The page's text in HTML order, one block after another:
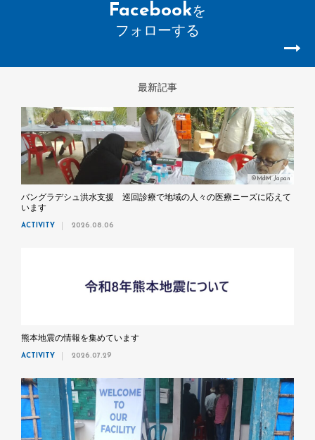
Facebookを
フォローする
最新記事
©MdM Japan
バングラデシュ洪水支援 巡回診療で地域の人々の医療ニーズに応えて
います
ACTIVITY 2026.08.06
熊本地震の情報を集めています
ACTIVITY 2026.07.29